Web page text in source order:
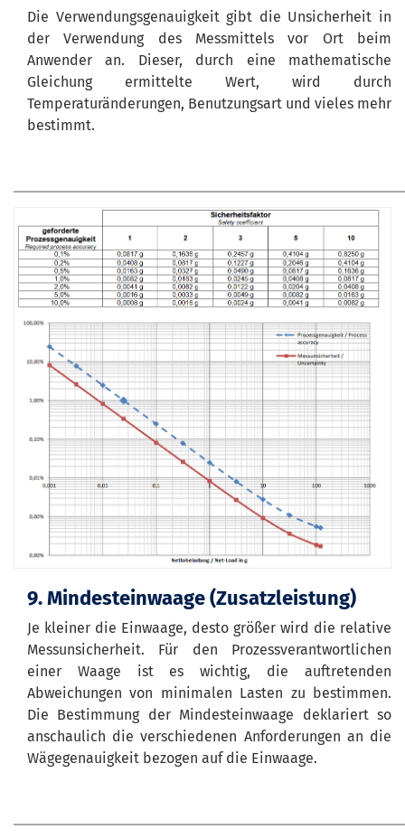
Die Verwendungsgenauigkeit gibt die Unsicherheit in
der Verwendung des Messmittels vor Ort beim
Anwender an. Dieser, durch eine mathematische
Gleichung ermittelte Wert, wird durch
Temperaturänderungen, Benutzungsart und vieles mehr
bestimmt.
9. Mindesteinwaage (Zusatzleistung)
Je kleiner die Einwaage, desto größer wird die relative
Messunsicherheit. Für den Prozessverantwortlichen
einer Waage ist es wichtig, die auftretenden
Abweichungen von minimalen Lasten zu bestimmen.
Die Bestimmung der Mindesteinwaage deklariert so
anschaulich die verschiedenen Anforderungen an die
Wägegenauigkeit bezogen auf die Einwaage.